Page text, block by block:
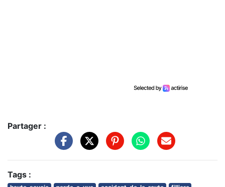
Partager :
Tags :